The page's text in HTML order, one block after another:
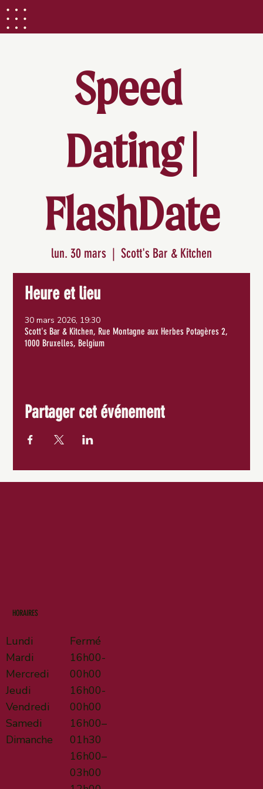
Speed ​​
Dating |
FlashDate
lun. 30 mars
  |
Scott's Bar & Kitchen
Heure et lieu
30 mars 2026, 19:30
Scott's Bar & Kitchen, Rue Montagne aux Herbes Potagères 2,
1000 Bruxelles, Belgium
Partager cet événement
Lundi
Mardi
Mercredi
Jeudi
Vendredi
Samedi
Dimanche
HORAIRES
Fermé
16h00-
00h00
16h00-
00h00
16h00–
01h30
16h00–
03h00